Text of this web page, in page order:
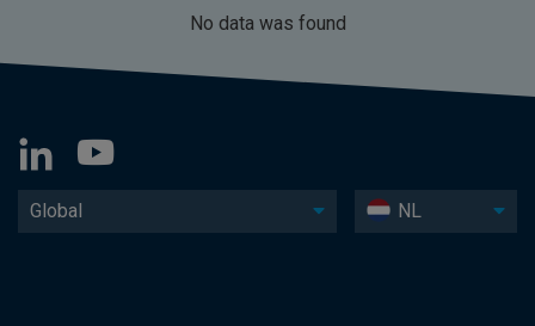
No data was found
Global NL